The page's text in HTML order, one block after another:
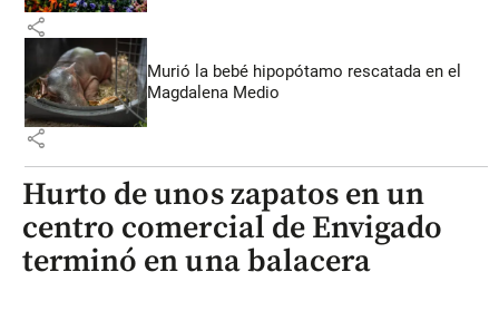
share
Murió la bebé hipopótamo rescatada en el
Magdalena Medio
share
Hurto de unos zapatos en un
centro comercial de Envigado
terminó en una balacera